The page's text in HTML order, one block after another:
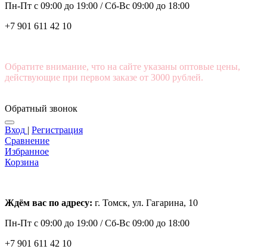
Пн-Пт с 09:00 до 19:00 /Сб-Вс 09:00 до 18:00
+7 901 611 42 10
Обратите внимание, что на сайте указаны оптовые цены,
действующие при первом заказе от 3000 рублей.
Обратный звонок
Вход | Регистрация
Сравнение
Избранное
Корзина
Ждём вас по адресу: г. Томск, ул. Гагарина, 10
Пн-Пт с 09:00 до 19:00 /Сб-Вс 09:00 до 18:00
+7 901 611 42 10